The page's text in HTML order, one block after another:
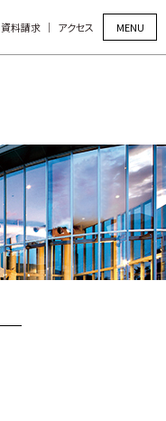
資料請求 アクセス MENU